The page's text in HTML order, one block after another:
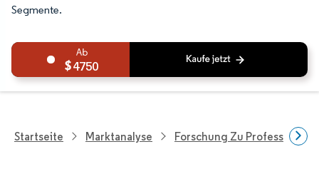
Segmente.
4750
Startseite Marktanalyse Forschung Zu